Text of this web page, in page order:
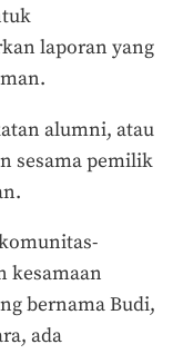
laporan yang
alumni, atau
sesama pemilik
kesamaan
bernama Budi,
ada